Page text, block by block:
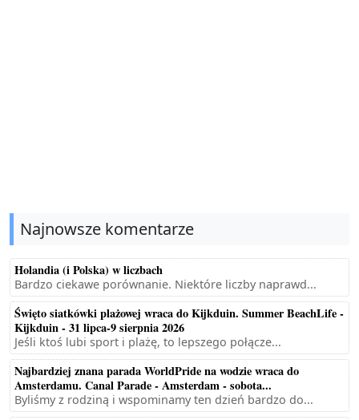
Najnowsze komentarze
Holandia (i Polska) w liczbach
Bardzo ciekawe porównanie. Niektóre liczby naprawd...
Święto siatkówki plażowej wraca do Kijkduin. Summer BeachLife -
Kijkduin - 31 lipca-9 sierpnia 2026
Jeśli ktoś lubi sport i plażę, to lepszego połącze...
Najbardziej znana parada WorldPride na wodzie wraca do
Amsterdamu. Canal Parade - Amsterdam - sobota...
Byliśmy z rodziną i wspominamy ten dzień bardzo do...